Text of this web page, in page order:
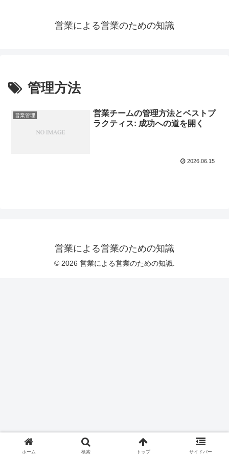
営業による営業のための知識
管理方法
営業管理
営業チームの管理方法とベストプ
ラクティス: 成功への道を開く
2026.06.15
営業による営業のための知識
© 2026 営業による営業のための知識.
ホーム 検索 トップ サイドバー